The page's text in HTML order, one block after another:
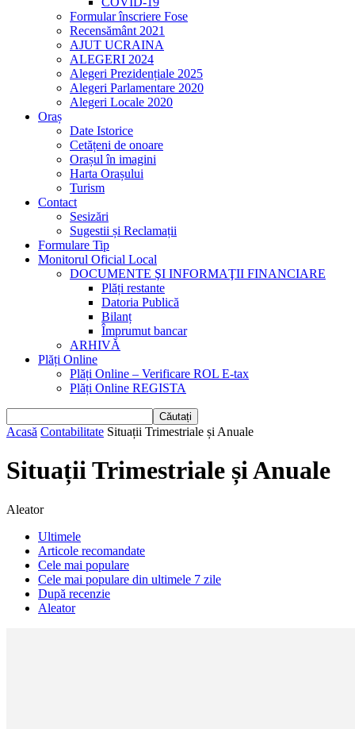
Formular înscriere Fose
Recensământ 2021
AJUT UCRAINA
ALEGERI 2024
Alegeri Prezidențiale 2025
Alegeri Parlamentare 2020
Alegeri Locale 2020
Oraș
Date Istorice
Cetățeni de onoare
Orașul în imagini
Harta Orașului
Turism
Contact
Sesizări
Sugestii și Reclamații
Formulare Tip
Monitorul Oficial Local
DOCUMENTE ŞI INFORMAŢII FINANCIARE
Plăți restante
Datoria Publică
Bilanț
Împrumut bancar
ARHIVĂ
Plăți Online
Plăți Online – Verificare ROL E-tax
Plăți Online REGISTA
Acasă Contabilitate Situații Trimestriale și Anuale
Situații Trimestriale și Anuale
Aleator
Ultimele
Articole recomandate
Cele mai populare
Cele mai populare din ultimele 7 zile
După recenzie
Aleator